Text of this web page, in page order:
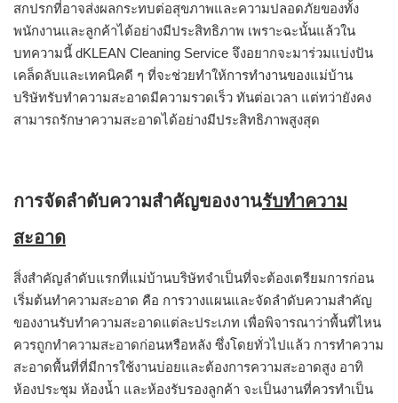
สกปรกที่อาจส่งผลกระทบต่อสุขภาพและความปลอดภัยของทั้ง
พนักงานและลูกค้าได้อย่างมีประสิทธิภาพ เพราะฉะนั้นแล้วใน
บทความนี้ dKLEAN Cleaning Service จึงอยากจะมาร่วมแบ่งปัน
เคล็ดลับและเทคนิคดี ๆ ที่จะช่วยทำให้การทำงานของแม่บ้าน
บริษัทรับทำความสะอาดมีความรวดเร็ว ทันต่อเวลา แต่ทว่ายังคง
สามารถรักษาความสะอาดได้อย่างมีประสิทธิภาพสูงสุด
การจัดลำดับความสำคัญของงานรับทำความ
สะอาด
สิ่งสำคัญลำดับแรกที่แม่บ้านบริษัทจำเป็นที่จะต้องเตรียมการก่อน
เริ่มต้นทำความสะอาด คือ การวางแผนและจัดลำดับความสำคัญ
ของงานรับทำความสะอาดแต่ละประเภท เพื่อพิจารณาว่าพื้นที่ไหน
ควรถูกทำความสะอาดก่อนหรือหลัง ซึ่งโดยทั่วไปแล้ว การทำความ
สะอาดพื้นที่ที่มีการใช้งานบ่อยและต้องการความสะอาดสูง อาทิ
ห้องประชุม ห้องน้ำ และห้องรับรองลูกค้า จะเป็นงานที่ควรทำเป็น